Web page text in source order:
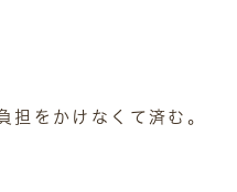
をかけなくて済む。